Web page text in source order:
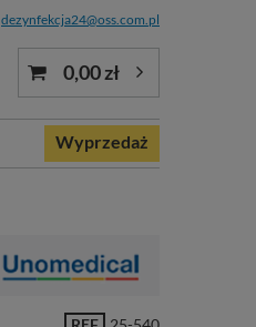
dezynfekcja24@oss.com.pl
0,00 zł
Wyprzedaż